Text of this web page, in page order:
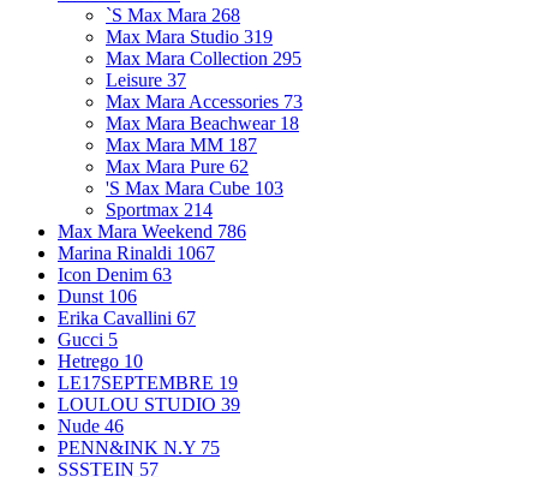
`S Max Mara 268
Max Mara Studio 319
Max Mara Collection 295
Leisure 37
Max Mara Accessories 73
Max Mara Beachwear 18
Max Mara MM 187
Max Mara Pure 62
'S Max Mara Cube 103
Sportmax 214
Max Mara Weekend 786
Marina Rinaldi 1067
Icon Denim 63
Dunst 106
Erika Cavallini 67
Gucci 5
Hetrego 10
LE17SEPTEMBRE 19
LOULOU STUDIO 39
Nude 46
PENN&INK N.Y 75
SSSTEIN 57